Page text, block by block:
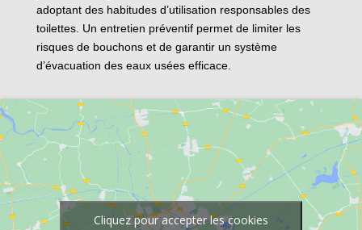
adoptant des habitudes d’utilisation responsables des
toilettes. Un entretien préventif permet de limiter les
risques de bouchons et de garantir un système
d’évacuation des eaux usées efficace.
Cliquez pour accepter les cookies